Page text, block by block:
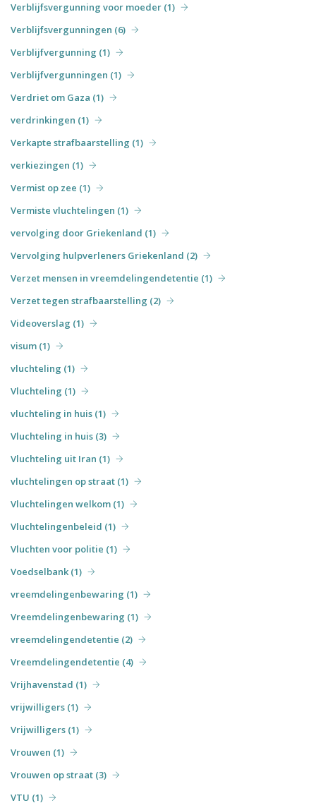
Verblijfsvergunning voor moeder (1)
Verblijfsvergunningen (6)
Verblijfvergunning (1)
Verblijfvergunningen (1)
Verdriet om Gaza (1)
verdrinkingen (1)
Verkapte strafbaarstelling (1)
verkiezingen (1)
Vermist op zee (1)
Vermiste vluchtelingen (1)
vervolging door Griekenland (1)
Vervolging hulpverleners Griekenland (2)
Verzet mensen in vreemdelingendetentie (1)
Verzet tegen strafbaarstelling (2)
Videoverslag (1)
visum (1)
vluchteling (1)
Vluchteling (1)
vluchteling in huis (1)
Vluchteling in huis (3)
Vluchteling uit Iran (1)
vluchtelingen op straat (1)
Vluchtelingen welkom (1)
Vluchtelingenbeleid (1)
Vluchten voor politie (1)
Voedselbank (1)
vreemdelingenbewaring (1)
Vreemdelingenbewaring (1)
vreemdelingendetentie (2)
Vreemdelingendetentie (4)
Vrijhavenstad (1)
vrijwilligers (1)
Vrijwilligers (1)
Vrouwen (1)
Vrouwen op straat (3)
VTU (1)